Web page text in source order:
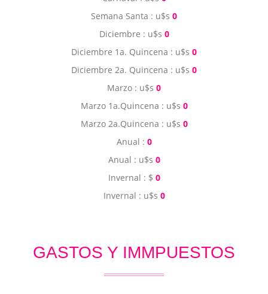
Semana Santa : u$s 0
Diciembre : u$s 0
Diciembre 1a. Quincena : u$s 0
Diciembre 2a. Quincena : u$s 0
Marzo : u$s 0
Marzo 1a.Quincena : u$s 0
Marzo 2a.Quincena : u$s 0
Anual : 0
Anual : u$s 0
Invernal : $ 0
Invernal : u$s 0
GASTOS Y IMMPUESTOS